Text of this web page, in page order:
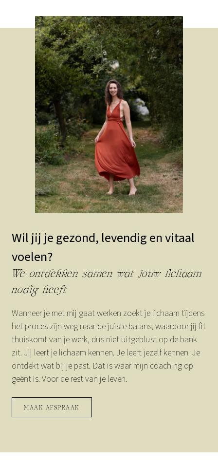
Wil jij je gezond, levendig en vitaal
voelen?
We ontdekken samen wat jouw lichaam
nodig heeft
Wanneer je met mij gaat werken zoekt je lichaam tijdens
het proces zijn weg naar de juiste balans, waardoor jij fit
thuiskomt van je werk, dus niet uitgeblust op de bank
zit. Jij leert je lichaam kennen. Je leert jezelf kennen. Je
ontdekt wat bij je past. Dat is waar mijn coaching op
geënt is. Voor de rest van je leven.
MAAK AFSPRAAK